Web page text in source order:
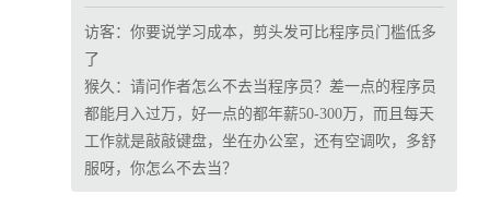
访客： 你要说学习成本，剪头发可比程序员门槛低多
了
猴久： 请问作者怎么不去当程序员？差一点的程序员
都能月入过万，好一点的都年薪50-300万，而且每天
工作就是敲敲键盘，坐在办公室，还有空调吹，多舒
服呀，你怎么不去当？